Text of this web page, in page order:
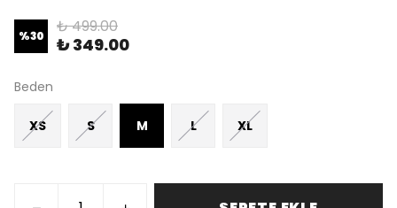
%30 ₺ 499.00
₺ 349.00
Beden
XS S M L XL